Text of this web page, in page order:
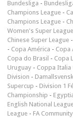
Bundesliga -
Champions League -
Champions League -
Women's Super League
Chinese Super League -
- Copa América - Copa
Copa do Brasil - Copa
Uruguay - Coppa Italia
Division -
Supercup - Division 1
Championship -
English National
League - FA